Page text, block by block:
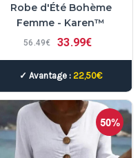
Robe d'Été Bohème
Femme - Karen™
56 49€ 33 99€
✓ Avantage : 22,50€
50%